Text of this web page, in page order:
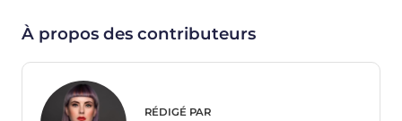
À propos des contributeurs
RÉDIGÉ PAR